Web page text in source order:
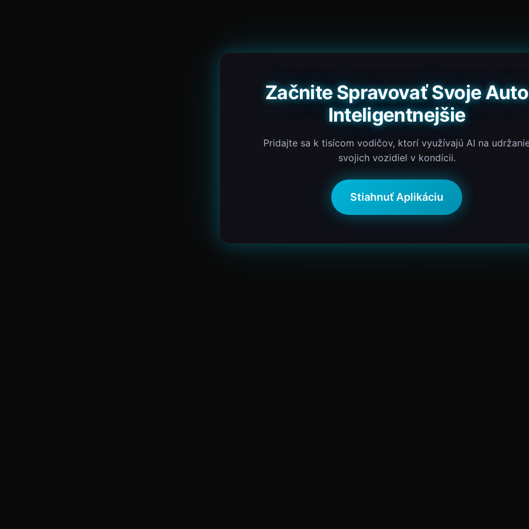
Začnite Spravovať Svoje Auto
Inteligentnejšie
Pridajte sa k tisícom vodičov, ktorí využívajú AI na
svojich vozidiel v kondícii.
Stiahnuť Aplikáciu